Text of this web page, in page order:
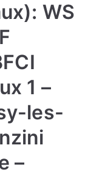
WS
1 –
les-
–